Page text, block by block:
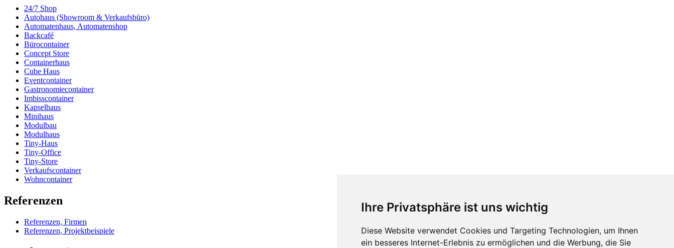
Ihre Privatsphäre ist uns wichtig
Diese Website verwendet Cookies und Targeting Technologien, um Ihnen
ein besseres Internet-Erlebnis zu ermöglichen und die Werbung, die Sie
24/7 Shop
Autohaus (Showroom & Verkaufsbüro)
Automatenhaus, Automatenshop
Backcafé
Bürocontainer
Concept Store
Containerhaus
Cube Haus
Eventcontainer
Gastronomiecontainer
Imbisscontainer
Kapselhaus
Minihaus
Modulbau
Modulhaus
Tiny-Haus
Tiny-Office
Tiny-Store
Verkaufscontainer
Wohncontainer
Referenzen
Referenzen, Firmen
Referenzen, Projektbeispiele